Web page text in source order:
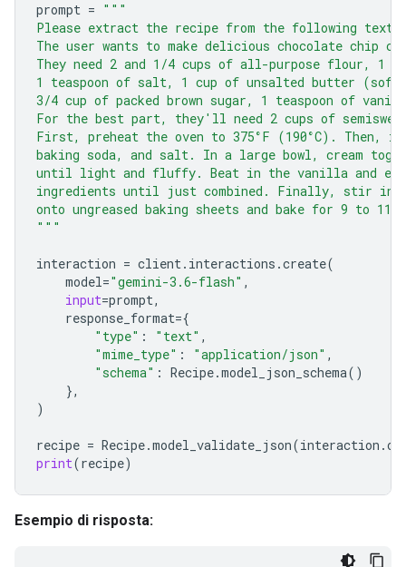
prompt = """
Please extract the recipe from the following text.
The user wants to make delicious chocolate chip
They need 2 and 1/4 cups of all-purpose flour, 1
1 teaspoon of salt, 1 cup of unsalted butter
3/4 cup of packed brown sugar, 1 teaspoon of
For the best part, they'll need 2 cups of
First, preheat the oven to 375°F (190°C). Then,
baking soda, and salt. In a large bowl, cream
until light and fluffy. Beat in the vanilla and
ingredients until just combined. Finally, stir in
onto ungreased baking sheets and bake for 9 to 11
"""
interaction = client. interactions .create(
model="gemini-3.6-flash" ,
input=prompt,
response_format={
"type" : "text" ,
"mime_type" : "application/json" ,
"schema" : Recipe.model_json_schema()
},
)
recipe = Recipe.model_validate_json(interaction .
print(recipe)
Esempio di risposta: